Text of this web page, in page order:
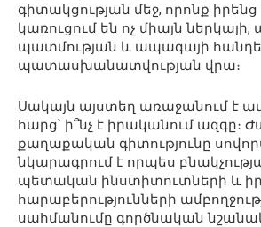
գիտակցության մեջ, որոնք իրենց
կառուցում են ոչ միայն ներկայի,
պատմության և ապագայի
պատասխանատվության վրա։
Սակայն այստեղ առաջանում է
հարց՝ ի՞նչ է իրականում ազգը։
քաղաքական գիտությունը
նկարագրում է որպես
պետական ինստիտուտների և
հարաբերությունների
սահմանումը գործնական